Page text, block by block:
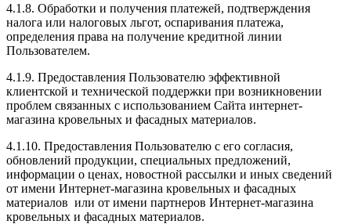
4.1.8. Обработки и получения платежей, подтверждения
налога или налоговых льгот, оспаривания платежа,
определения права на получение кредитной линии
Пользователем.
4.1.9. Предоставления Пользователю эффективной
клиентской и технической поддержки при возникновении
проблем связанных с использованием Сайта интернет-
магазина кровельных и фасадных материалов.
4.1.10. Предоставления Пользователю с его согласия,
обновлений продукции, специальных предложений,
информации о ценах, новостной рассылки и иных сведений
от имени Интернет-магазина кровельных и фасадных
материалов или от имени партнеров Интернет-магазина
кровельных и фасадных материалов.